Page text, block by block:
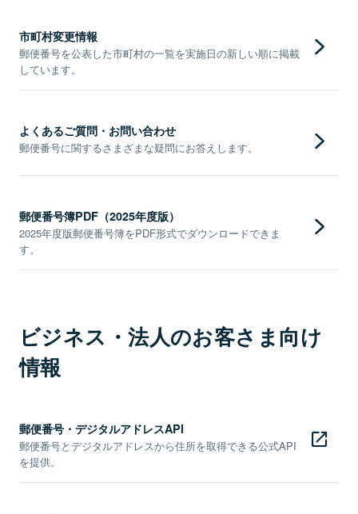
市町村変更情報
郵便番号を公表した市町村の一覧を実施日の新しい順に掲載
しています。
よくあるご質問・お問い合わせ
郵便番号に関するさまざまな疑問にお答えします。
郵便番号簿PDF（2025年度版）
2025年度版郵便番号簿をPDF形式でダウンロードできま
す。
ビジネス・法人のお客さま向け
情報
郵便番号・デジタルアドレスAPI
郵便番号とデジタルアドレスから住所を取得できる公式API
を提供。